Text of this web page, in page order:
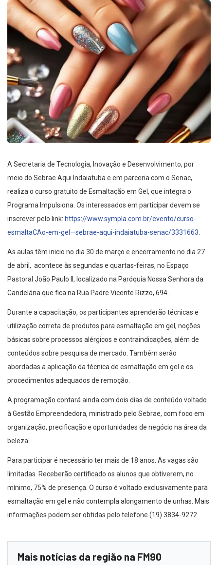
A Secretaria de Tecnologia, Inovação e Desenvolvimento, por
meio do Sebrae Aqui Indaiatuba e em parceria com o Senac,
realiza o curso gratuito de Esmaltação em Gel, que integra o
Programa Impulsiona. Os interessados em participar devem se
inscrever pelo link: https://www.sympla.com.br/evento/curso-
esmaltaCAo-em-gel—sebrae-aqui-indaiatuba-senac/3331663
As aulas têm inicio no dia 30 de março e encerramento no dia 27
de abril, acontece às segundas e quartas-feiras, no Espaço
Pastoral João Paulo II, localizado na Paróquia Nossa Senhora da
Candelária que fica na Rua Padre Vicente Rizzo, 694 .
Durante a capacitação, os participantes aprenderão técnicas e
utilização correta de produtos para esmaltação em gel, noções
básicas sobre processos alérgicos e contraindicações, além de
conteúdos sobre pesquisa de mercado. Também serão
abordadas a aplicação da técnica de esmaltação em gel e os
procedimentos adequados de remoção.
A programação contará ainda com dois dias de conteúdo voltado
à Gestão Empreendedora, ministrado pelo Sebrae, com foco em
organização, precificação e oportunidades de negócio na área da
beleza.
Para participar é necessário ter mais de 18 anos. As vagas são
limitadas. Receberão certificado os alunos que obtiverem, no
mínimo, 75% de presença. O curso é voltado exclusivamente para
esmaltação em gel e não contempla alongamento de unhas. Mais
informações podem ser obtidas pelo telefone (19) 3834-9272.
Mais notícias da região na FM90